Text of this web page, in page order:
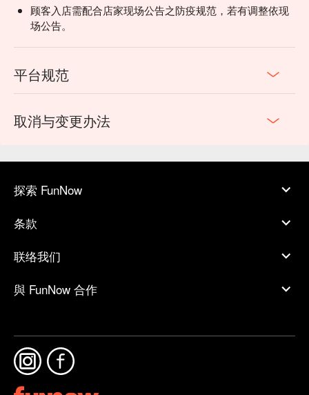
顾客入店需配合店家现场公告之防疫规范，若有调整依现
场公告。
平台规范
取消与变更办法
探索 FunNow
条款
联络我们
與 FunNow 合作